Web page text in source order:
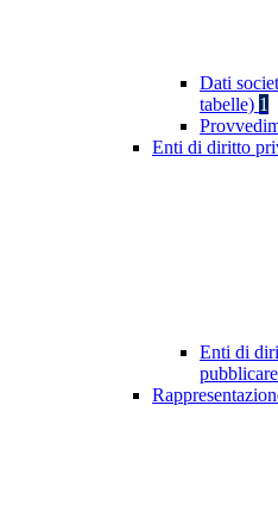
Dati
tabelle) 1
Enti di diritto
Enti di